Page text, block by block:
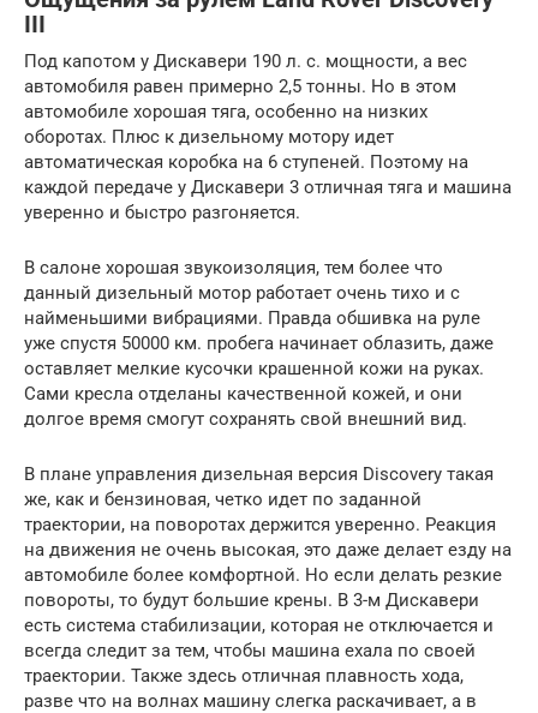
III
Под капотом у Дискавери 190 л. с. мощности, а вес
автомобиля равен примерно 2,5 тонны. Но в этом
автомобиле хорошая тяга, особенно на низких
оборотах. Плюс к дизельному мотору идет
автоматическая коробка на 6 ступеней. Поэтому на
каждой передаче у Дискавери 3 отличная тяга и машина
уверенно и быстро разгоняется.
В салоне хорошая звукоизоляция, тем более что
данный дизельный мотор работает очень тихо и с
найменьшими вибрациями. Правда обшивка на руле
уже спустя 50000 км. пробега начинает облазить, даже
оставляет мелкие кусочки крашенной кожи на руках.
Сами кресла отделаны качественной кожей, и они
долгое время смогут сохранять свой внешний вид.
В плане управления дизельная версия Discovery такая
же, как и бензиновая, четко идет по заданной
траектории, на поворотах держится уверенно. Реакция
на движения не очень высокая, это даже делает езду на
автомобиле более комфортной. Но если делать резкие
повороты, то будут большие крены. В 3-м Дискавери
есть система стабилизации, которая не отключается и
всегда следит за тем, чтобы машина ехала по своей
траектории. Также здесь отличная плавность хода,
разве что на волнах машину слегка раскачивает, а в